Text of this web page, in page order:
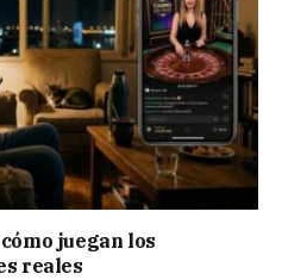
juegan los
reales